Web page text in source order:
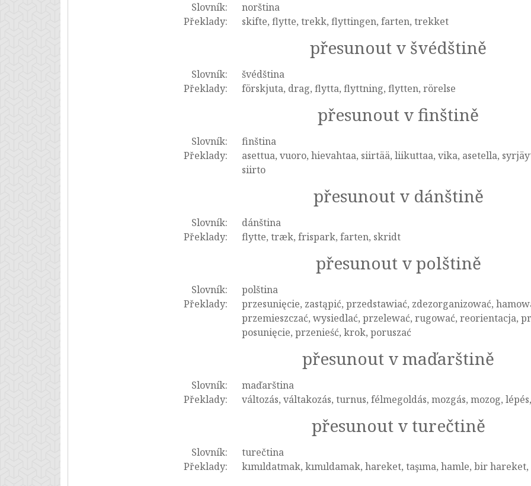
Slovník:
norština
Překlady:
skifte, flytte, trekk, flyttingen, farten, trekket
přesunout v švédštině
Slovník:
švédština
Překlady:
förskjuta, drag, flytta, flyttning, flytten, rörelse
přesunout v finštině
Slovník:
finština
Překlady:
asettua, vuoro, hievahtaa, siirtää, liikuttaa, vika, asetella,
siirto
přesunout v dánštině
Slovník:
dánština
Překlady:
flytte, træk, frispark, farten, skridt
přesunout v polštině
Slovník:
polština
Překlady:
przesunięcie, zastąpić, przedstawiać, zdezorganizować,
przemieszczać, wysiedlać, przelewać, rugować, reorientacja,
posunięcie, przenieść, krok, poruszać
přesunout v maďarštině
Slovník:
maďarština
Překlady:
változás, váltakozás, turnus, félmegoldás, mozgás, mozog,
přesunout v turečtině
Slovník:
turečtina
Překlady:
kımıldatmak, kımıldamak, hareket, taşıma, hamle, bir